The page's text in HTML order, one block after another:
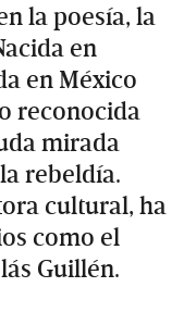
la poesía, la
en
en México
reconocida
mirada
rebeldía.
cultural, ha
como el
Guillén.